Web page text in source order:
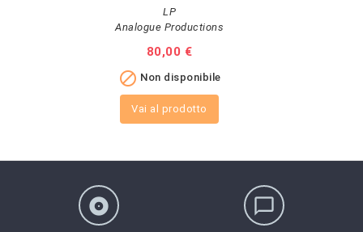
LP
Analogue Productions
Prezzo
80,00 €
 Non disponibile
Vai al prodotto
album chat_bubble_outline